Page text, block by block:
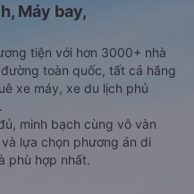
Máy bay,
tiện với hơn 3000+ nhà
toàn quốc, tất cả hãng
xe máy, xe du lịch phủ
minh bạch cùng vô vàn
lựa chọn phương án di
phù hợp nhất.